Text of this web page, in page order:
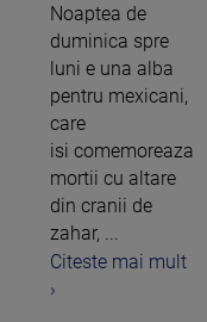
Noaptea de
duminica spre
luni e una alba
pentru mexicani,
care
isi comemoreaza
mortii cu altare
din cranii de
zahar, ...
Citeste mai mult
›